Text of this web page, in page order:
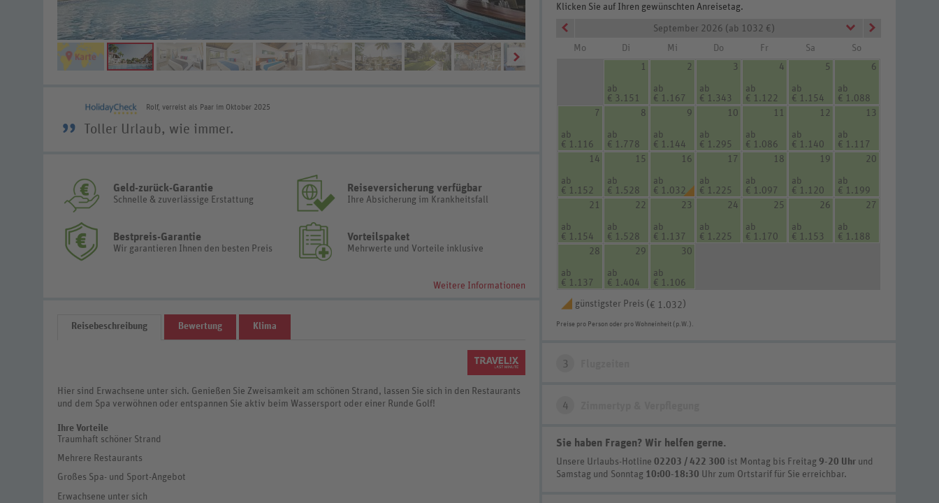
Wohnbeispiel Standard (Zimmercodierung DG2)
Rolf, verreist als Paar im Oktober 2025
” Toller Urlaub, wie immer.
Geld-zurück-Garantie
Schnelle & zuverlässige Erstattung
Reiseversicherung verfügbar
Ihre Absicherung im Krankheitsfall
Bestpreis-Garantie
Wir garantieren Ihnen den besten Preis
Vorteilspaket
Mehrwerte und Vorteile inklusive
Weitere Informationen
Reisebeschreibung Bewertung Klima
Hier sind Erwachsene unter sich. Genießen Sie Zweisamkeit am schönen Strand, lassen Sie sich in den Restaurants
und dem Spa verwöhnen oder entspannen Sie aktiv beim Wassersport oder einer Runde Golf!
Ihre Vorteile
Traumhaft schöner Strand
Mehrere Restaurants
Großes Spa- und Sport-Angebot
Erwachsene unter sich
Klicken Sie auf Ihren gewünschten Anreisetag.
September 2026 (ab 1032 €)
Mo
Di Mi Do Fr Sa
So
1
ab
€ 3.151
2
ab
€ 1.167
3
ab
€ 1.343
4
ab
€ 1.122
5
ab
€ 1.154
6
ab
€ 1.088
7
ab
€ 1.116
8
ab
€ 1.778
9
ab
€ 1.144
10
ab
€ 1.295
11
ab
€ 1.086
12
ab
€ 1.140
13
ab
€ 1.117
14
ab
€ 1.152
15
ab
€ 1.528
16
ab
€ 1.032
17
ab
€ 1.225
18
ab
€ 1.097
19
ab
€ 1.120
20
ab
€ 1.199
21
ab
€ 1.154
22
ab
€ 1.528
23
ab
€ 1.137
24
ab
€ 1.225
25
ab
€ 1.170
26
ab
€ 1.153
27
ab
€ 1.188
28
ab
€ 1.137
29
ab
€ 1.404
30
ab
€ 1.106
günstigster Preis ( € 1.032 )
Preise pro Person oder pro Wohneinheit (p.W.).
3
4
Sie haben Fragen? Wir helfen gerne.
Unsere Urlaubs-Hotline 02203 / 422 300 ist Montag bis Freitag 9-20 Uhr und
Samstag und Sonntag 10:00-18:30 Uhr zum Ortstarif für Sie erreichbar.